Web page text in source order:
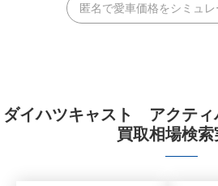
匿名で愛車価格をシミュ
ダイハツキャスト アクティ
買取相場検